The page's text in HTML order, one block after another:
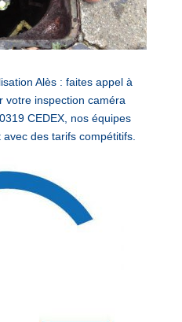
Alès : faites appel à
votre inspection caméra
CEDEX, nos équipes
des tarifs compétitifs.